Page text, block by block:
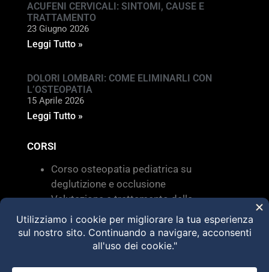
ACUFENI CERVICALI: SINTOMI, CAUSE E
TRATTAMENTO
23 Giugno 2026
Leggi Tutto »
DOLORI LOMBARI: COME ELIMINARLI CON
L’OSTEOPATIA
15 Aprile 2026
Leggi Tutto »
CORSI
Corso osteopatia pediatrica su
deglutizione e occlusione
Valutazione e trattamento delle
disfunzioni dei sistemi di movimento –
Torino 28 MARZO 2026
HVLA – Moduli Clinici – 2026